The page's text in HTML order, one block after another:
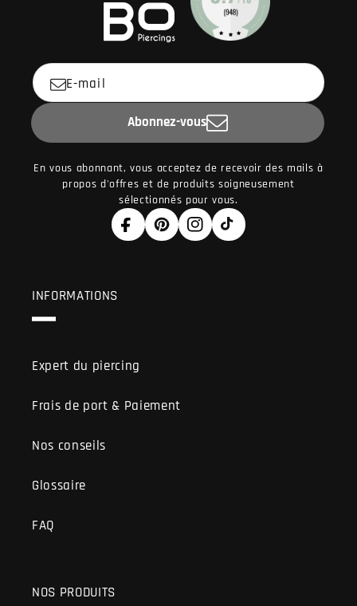
E-mail
Abonnez-vous
En vous abonnant, vous acceptez de recevoir des mails à
propos d'offres et de produits soigneusement
sélectionnés pour vous.
FacebookPinterestInstagram
TikTok
INFORMATIONS
Expert du piercing
Frais de port & Paiement
Nos conseils
Glossaire
FAQ
NOS PRODUITS